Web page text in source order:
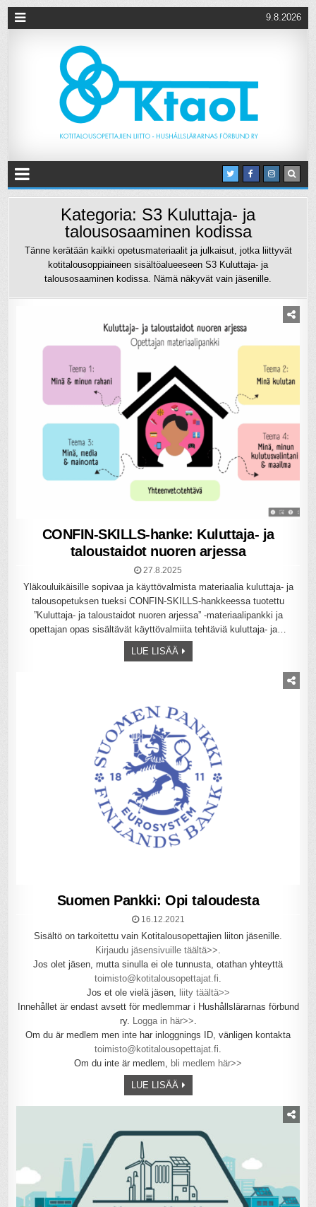
9.8.2026
Kategoria: S3 Kuluttaja- ja
talousosaaminen kodissa
Tänne kerätään kaikki opetusmateriaalit ja julkaisut, jotka liittyvät
kotitalousoppiaineen sisältöalueeseen S3 Kuluttaja- ja
talousosaaminen kodissa. Nämä näkyvät vain jäsenille.
CONFIN-SKILLS-hanke: Kuluttaja- ja
taloustaidot nuoren arjessa
27.8.2025
Yläkouluikäisille sopivaa ja käyttövalmista materiaalia kuluttaja- ja
talousopetuksen tueksi CONFIN-SKILLS-hankkeessa tuotettu
”Kuluttaja- ja taloustaidot nuoren arjessa” -materiaalipankki ja
opettajan opas sisältävät käyttövalmiita tehtäviä kuluttaja- ja…
LUE LISÄÄ
Suomen Pankki: Opi taloudesta
16.12.2021
Sisältö on tarkoitettu vain Kotitalousopettajien liiton jäsenille.
Kirjaudu jäsensivuille täältä>>.
Jos olet jäsen, mutta sinulla ei ole tunnusta, otathan yhteyttä
toimisto@kotitalousopettajat.fi.
Jos et ole vielä jäsen, liity täältä>>
Innehållet är endast avsett för medlemmar i Hushållslärarnas förbund
ry. Logga in här>>.
Om du är medlem men inte har inloggnings ID, vänligen kontakta
toimisto@kotitalousopettajat.fi.
Om du inte är medlem, bli medlem här>>
LUE LISÄÄ